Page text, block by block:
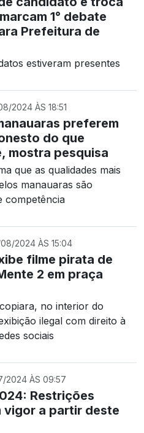
1° debate
Prefeitura de
estiveram presentes
2024 ÀS 18:51
preferem
do que
mostra pesquisa
que as qualidades mais
manauaras são
competência
2024 ÀS 15:04
filme pirata de
2 em praça
no interior do
ilegal com direito à
sociais
2024 ÀS 09:57
Restrições
vigor a partir deste